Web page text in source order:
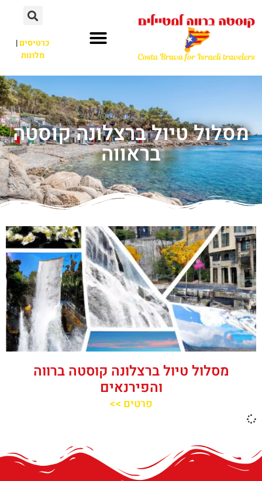
כרטיסים|
מלונות
מסלול טיול ברצלונה קוסטה
בראווה
מסלול טיול ברצלונה קוסטה ברווה
והפירנאים
פרטים >>